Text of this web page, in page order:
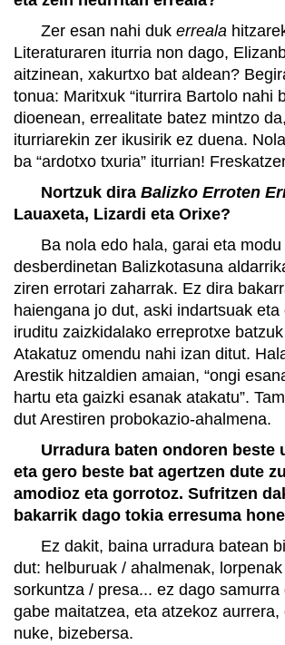
Zer esan nahi duk erreala
Literaturaren iturria non dago,
aitzinean, xakurtxo bat aldean?
tonua: Maritxuk “iturrira Bartolo nahi
dioenean, errealitate batez mintzo
iturriarekin zer ikusirik ez duena.
ba “ardotxo txuria” iturrian!
Nortzuk dira Balizko Erroten
Lauaxeta, Lizardi eta Orixe?
Ba nola edo hala, garai eta modu
desberdinetan Balizkotasuna
ziren errotari zaharrak. Ez dira
haiengana jo dut, aski indartsuak
iruditu zaizkidalako erreprotxe
Atakatuz omendu nahi izan ditut.
Arestik hitzaldien amaian, “ongi
hartu eta gaizki esanak atakatu”.
dut Arestiren probokazio-ahalmena.
Urradura baten ondoren beste
eta gero beste bat agertzen dute
amodioz eta gorrotoz. Sufritzen
bakarrik dago tokia erresuma
Ez dakit, baina urradura batean
dut: helburuak / ahalmenak,
sorkuntza / presa... ez dago samurra
gabe maitatzea, eta atzekoz aurrera,
nuke, bizebersa.